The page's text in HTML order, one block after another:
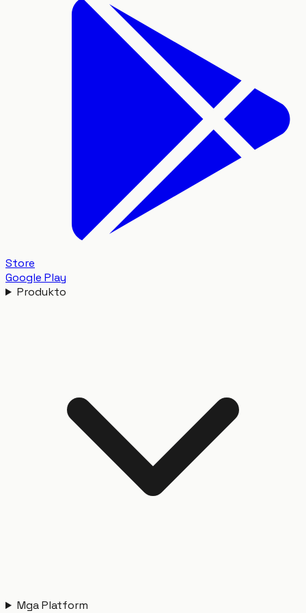
Store
Google Play
Produkto
Mga Platform